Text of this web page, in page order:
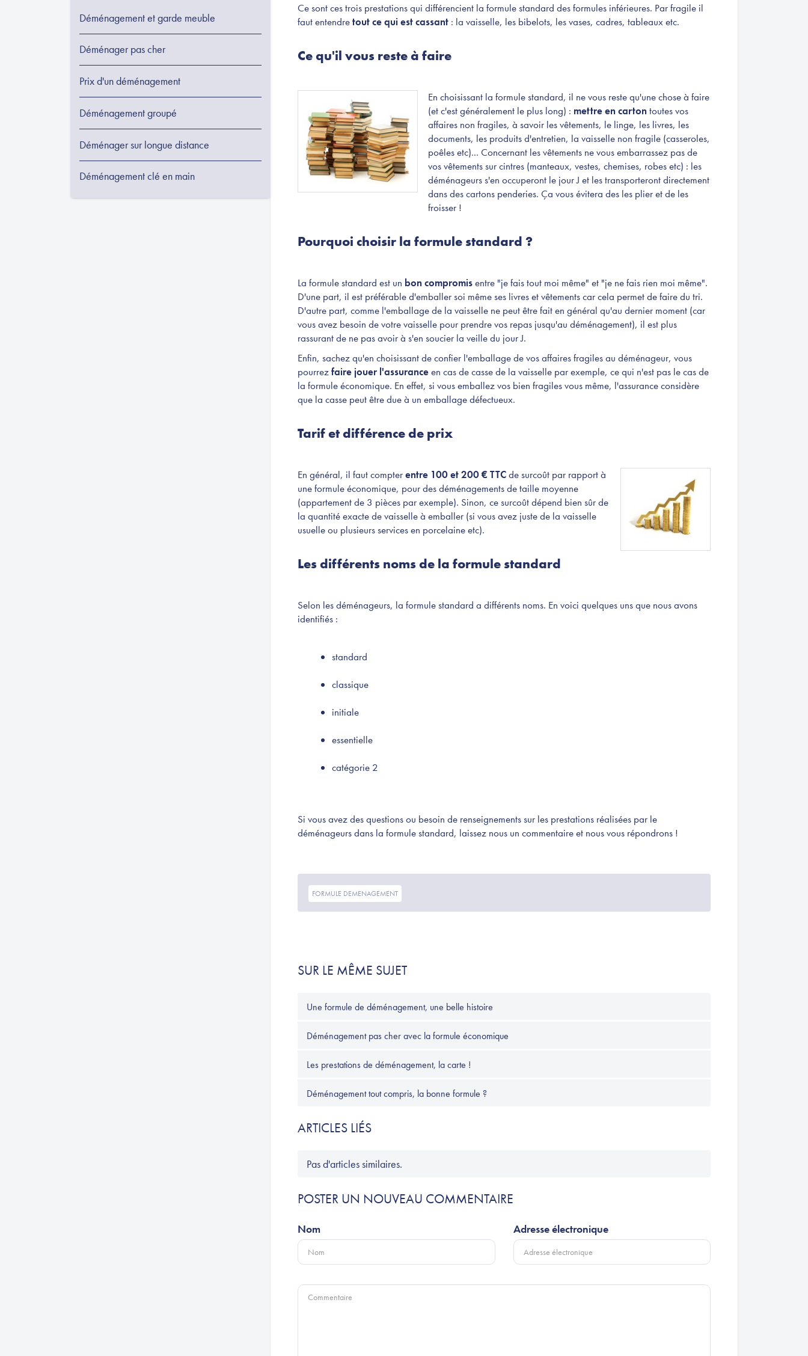
Déménagement et garde meuble
Déménager pas cher
Prix d'un déménagement
Déménagement groupé
Déménager sur longue distance
Déménagement clé en main
Ce sont ces trois prestations qui différencient la formule standard des formules inférieures. Par fragile il
faut entendretout ce qui est cassant : la vaisselle, les bibelots, les vases, cadres, tableaux etc.
Ce qu'il vous reste à faire
En choisissant la formule standard, il ne vous reste qu'une chose à faire
(et c'est généralement le plus long) : mettre en carton toutes vos
affaires non fragiles, à savoir les vêtements, le linge, les livres, les
documents, les produits d'entretien, la vaisselle non fragile (casseroles,
poêles etc)... Concernant les vêtements ne vous embarrassez pas de
vos vêtements sur cintres (manteaux, vestes, chemises, robes etc) : les
déménageurs s'en occuperont le jour J et les transporteront directement
dans des cartons penderies. Ça vous évitera des les plier et de les
froisser !
Pourquoi choisir la formule standard ?
La formule standard est un bon compromisentre "je fais tout moi même" et "je ne fais rien moi même".
D'une part, il est préférable d'emballer soi même ses livres et vêtements car cela permet de faire du tri.
D'autre part, comme l'emballage de la vaisselle ne peut être fait en général qu'au dernier moment (car
vous avez besoin de votre vaisselle pour prendre vos repas jusqu'au déménagement), il est plus
rassurant de ne pas avoir à s'en soucier la veille du jour J.
Enfin, sachez qu'en choisissant de confier l'emballage de vos affaires fragiles au déménageur, vous
pourrezfaire jouer l'assuranceen cas de casse de la vaisselle par exemple, ce qui n'est pas le cas de
la formule économique. En effet, si vous emballez vos bien fragiles vous même, l'assurance considère
que la casse peut être due à un emballage défectueux.
Tarif et différence de prix
En général, il faut compterentre 100 et 200 € TTCde surcoût par rapport à
une formule économique, pour des déménagements de taille moyenne
(appartement de 3 pièces par exemple). Sinon, ce surcoût dépend bien sûr de
la quantité exacte de vaisselle à emballer (si vous avez juste de la vaisselle
usuelle ou plusieurs services en porcelaine etc).
Les différents noms de la formule standard
Selon les déménageurs, la formule standard a différents noms. En voici quelques uns que nous avons
identifiés :
standard
classique
initiale
essentielle
catégorie 2
Si vous avez des questions ou besoin de renseignements sur les prestations réalisées par le
déménageurs dans la formule standard, laissez nous un commentaire et nous vous répondrons !
FORMULE DEMENAGEMENT
SUR LE MÊME SUJET
Une formule de déménagement, une belle histoire
Déménagement pas cher avec la formule économique
Les prestations de déménagement, la carte !
Déménagement tout compris, la bonne formule ?
ARTICLES LIÉS
Pas d'articles similaires.
POSTER UN NOUVEAU COMMENTAIRE
Nom Adresse électronique
Commentaire